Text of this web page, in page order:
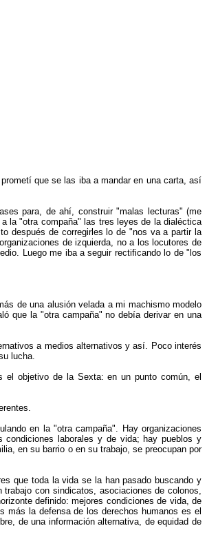
que se las iba a mandar en una carta, así
para, de ahí, construir "malas lecturas" (me
la "otra compaña" las tres leyes de la dialéctica
después de corregirles lo de "nos va a partir la
de izquierda, no a los locutores de
Luego me iba a seguir rectificando lo de "los
de una alusión velada a mi machismo modelo
que la "otra campaña" no debía derivar en una
a medios alternativos y así. Poco interés
lucha.
objetivo de la Sexta: en un punto común, el
en la "otra campaña". Hay organizaciones
condiciones laborales y de vida; hay pueblos y
en su barrio o en su trabajo, se preocupan por
que toda la vida se la han pasado buscando y
con sindicatos, asociaciones de colonos,
definido: mejores condiciones de vida, de
más la defensa de los derechos humanos es el
de una información alternativa, de equidad de